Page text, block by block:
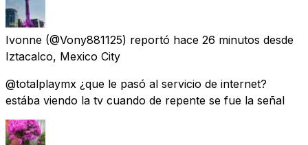
Ivonne (@Vony881125) reportó hace 26 minutos desde
Iztacalco, Mexico City
@totalplaymx ¿que le pasó al servicio de internet?
estába viendo la tv cuando de repente se fue la señal